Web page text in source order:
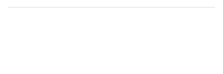
Экономика АРГЕНТИНА КИТАЙ